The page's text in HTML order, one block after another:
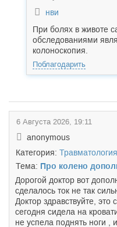
нви
При болях в животе
обследованиями
колоноскопия.
Поблагодарить
6 Августа 2026, 19:11
anonymous
Категория:
Тема: Про колено
Дорогой доктор вот
сделалось ток не так
Доктор здравствуйте, это
сегодня сидела на
не успела поднять ноги